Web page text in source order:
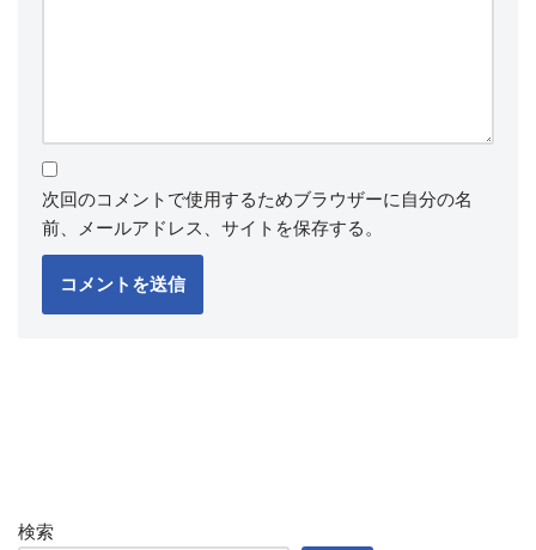
次回のコメントで使用するためブラウザーに自分の名
前、メールアドレス、サイトを保存する。
検索